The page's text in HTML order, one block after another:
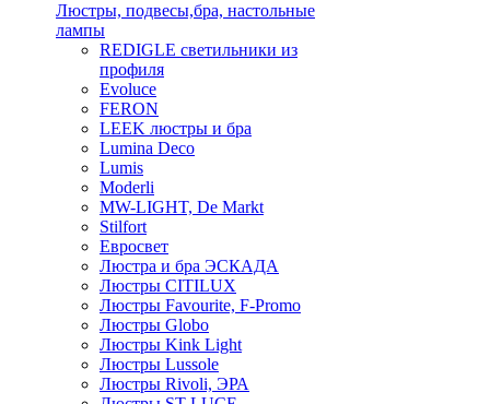
Люстры, подвесы,бра, настольные
лампы
REDIGLE светильники из
профиля
Evoluce
FERON
LEEK люстры и бра
Lumina Deco
Lumis
Moderli
MW-LIGHT, De Markt
Stilfort
Евросвет
Люстра и бра ЭСКАДА
Люстры CITILUX
Люстры Favourite, F-Promo
Люстры Globo
Люстры Kink Light
Люстры Lussole
Люстры Rivoli, ЭРА